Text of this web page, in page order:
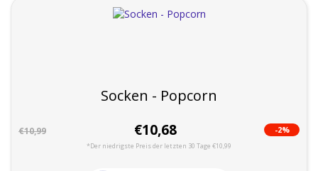
Socken - Popcorn
€10,99 €10,68 -2%
*Der niedrigste Preis der letzten 30 Tage €10,99